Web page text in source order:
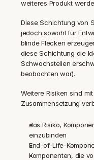
weiteres Produkt
Diese Schichtung von
jedoch sowohl für
blinde Flecken
diese Schichtung die
Schwachstellen
beobachten war).
Weitere Risiken sind
Zusammensetzung
das Risiko,
einzubinden
End-of-Life-
Komponenten, die